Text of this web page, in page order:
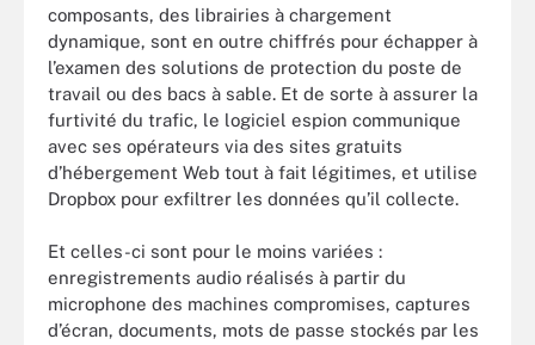
composants, des librairies à chargement
dynamique, sont en outre chiffrés pour échapper à
l’examen des solutions de protection du poste de
travail ou des bacs à sable. Et de sorte à assurer la
furtivité du trafic, le logiciel espion communique
avec ses opérateurs via des sites gratuits
d’hébergement Web tout à fait légitimes, et utilise
Dropbox pour exfiltrer les données qu’il collecte.
Et celles-ci sont pour le moins variées :
enregistrements audio réalisés à partir du
microphone des machines compromises, captures
d’écran, documents, mots de passe stockés par les